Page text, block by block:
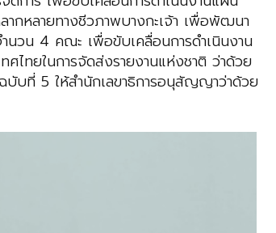
กหลายทางชีวภาพบางกะเจ้า เพื่อพัฒนา
นวน 4 คณะ เพื่อขับเคลื่อนการดำเนินงาน
ไทยในการจัดส่งรายงานแห่งชาติ ว่าด้วย
บับที่ 5 ให้สำนักเลขาธิการอนุสัญญาว่าด้วย